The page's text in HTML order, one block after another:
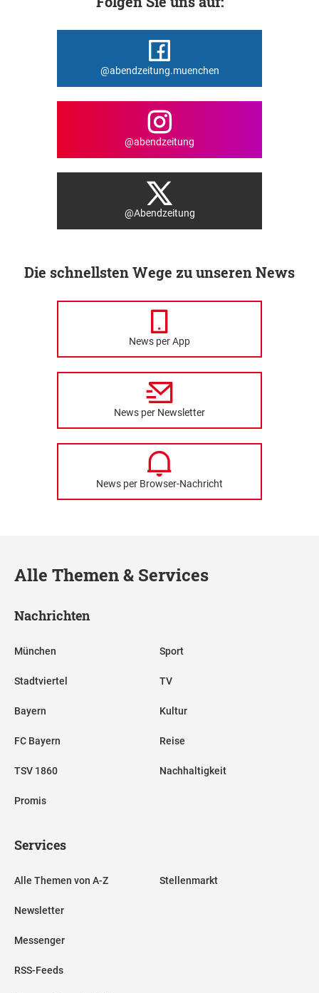
@abendzeitung.muenchen
@abendzeitung
@Abendzeitung
Die schnellsten Wege zu unseren News
News per App
News per Newsletter
News per Browser-Nachricht
Alle Themen & Services
Nachrichten
München
Stadtviertel
Bayern
FC Bayern
TSV 1860
Promis
Sport
TV
Kultur
Reise
Nachhaltigkeit
Services
Alle Themen von A-Z
Newsletter
Messenger
RSS-Feeds
Stellenmarkt